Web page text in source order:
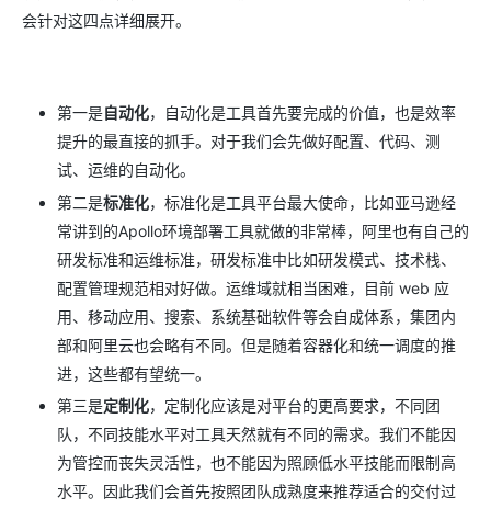
会针对这四点详细展开。
第一是自动化，自动化是工具首先要完成的价值，也是效率
提升的最直接的抓手。对于我们会先做好配置、代码、测
试、运维的自动化。
第二是标准化，标准化是工具平台最大使命，比如亚马逊经
常讲到的Apollo环境部署工具就做的非常棒，阿里也有自己的
研发标准和运维标准，研发标准中比如研发模式、技术栈、
配置管理规范相对好做。运维域就相当困难，目前 web 应
用、移动应用、搜索、系统基础软件等会自成体系，集团内
部和阿里云也会略有不同。但是随着容器化和统一调度的推
进，这些都有望统一。
第三是定制化，定制化应该是对平台的更高要求，不同团
队，不同技能水平对工具天然就有不同的需求。我们不能因
为管控而丧失灵活性，也不能因为照顾低水平技能而限制高
水平。因此我们会首先按照团队成熟度来推荐适合的交付过